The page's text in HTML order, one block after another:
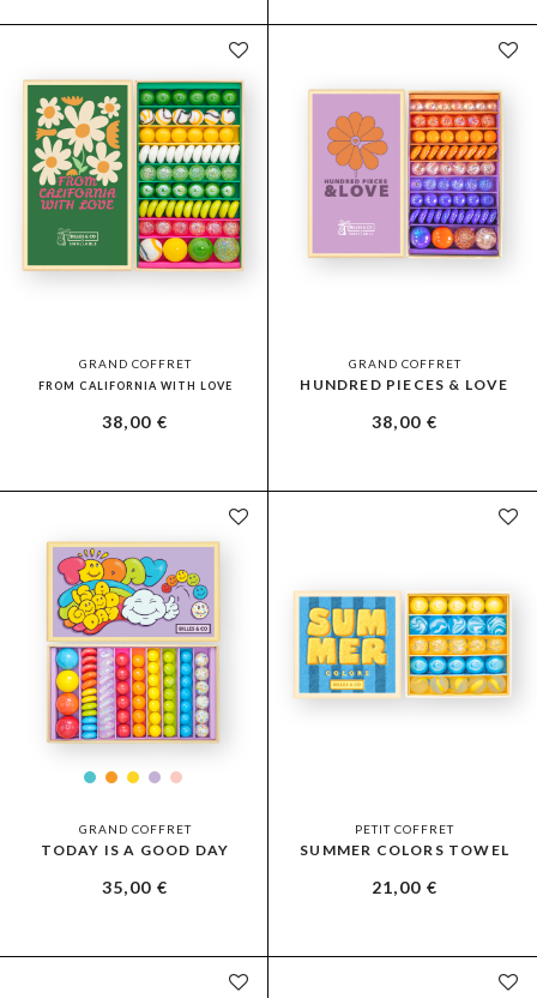
GRAND COFFRET
FROM CALIFORNIA WITH LOVE
38,00€
GRAND COFFRET
HUNDRED PIECES & LOVE
38,00€
GRAND COFFRET
TODAY IS A GOOD DAY
35,00€
PETIT COFFRET
SUMMER COLORS TOWEL
21,00€